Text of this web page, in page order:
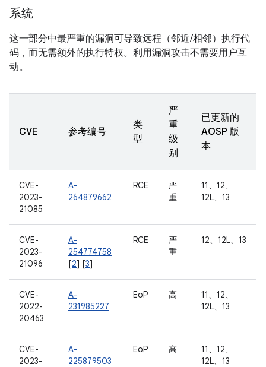
系统
这一部分中最严重的漏洞可导致远程（邻近/相邻）执行代
码，而无需额外的执行特权。利用漏洞攻击不需要用户互
动。
CVE 参考编号
类
型
严
重
级
别
已更新的
AOSP 版
本
CVE-
2023-
21085
A-
264879662
RCE
严
重
11、12、
12L、13
CVE-
2023-
21096
A-
254774758
[2] [3]
RCE
严
重
12、12L、13
CVE-
2022-
20463
A-
231985227
EoP 高
11、12、
12L、13
CVE-
2023-
A-
225879503
EoP 高
11、12、
12L、13